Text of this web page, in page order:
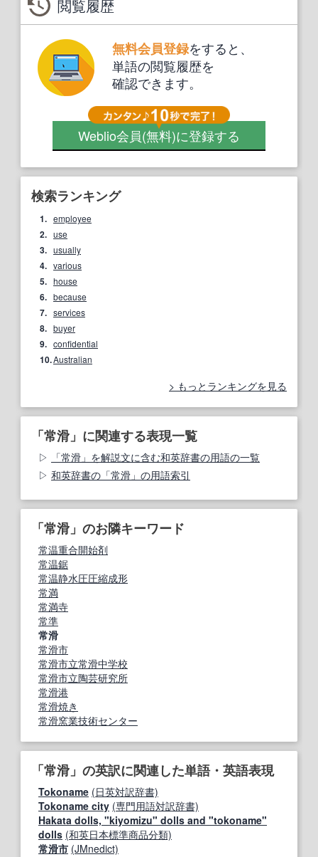
閲覧履歴
無料会員登録をすると、
単語の閲覧履歴を
確認できます。
Weblio会員(無料)に登録する
検索ランキング
1. employee
2. use
3. usually
4. various
5. house
6. because
7. services
8. buyer
9. confidential
10.Australian
もっとランキングを見る
「常滑」に関連する表現一覧
「常滑」を解説文に含む和英辞書の用語の一覧
和英辞書の「常滑」の用語索引
「常滑」のお隣キーワード
常温重合開始剤
常温鋸
常温静水圧圧縮成形
常満
常満寺
常準
常滑
常滑市
常滑市立常滑中学校
常滑市立陶芸研究所
常滑港
常滑焼き
常滑窯業技術センター
「常滑」の英訳に関連した単語・英語表現
Tokoname (日英対訳辞書)
Tokoname city (専門用語対訳辞書)
Hakata dolls, "kiyomizu" dolls and "tokoname"
dolls (和英日本標準商品分類)
常滑市 (JMnedict)